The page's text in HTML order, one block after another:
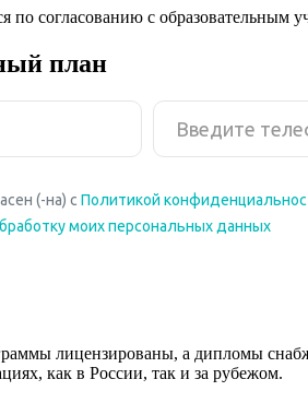
по согласованию с образовательным
план
лицензированы, а дипломы
как в России, так и за рубежом.